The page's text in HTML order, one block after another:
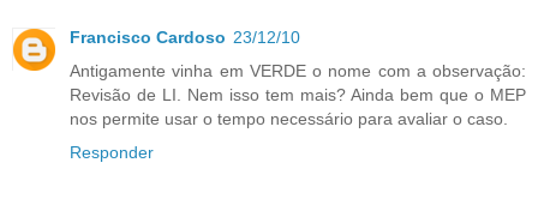
Francisco Cardoso 23/12/10
Antigamente vinha em VERDE o nome com a observação:
Revisão de LI. Nem isso tem mais? Ainda bem que o MEP
nos permite usar o tempo necessário para avaliar o caso.
Responder